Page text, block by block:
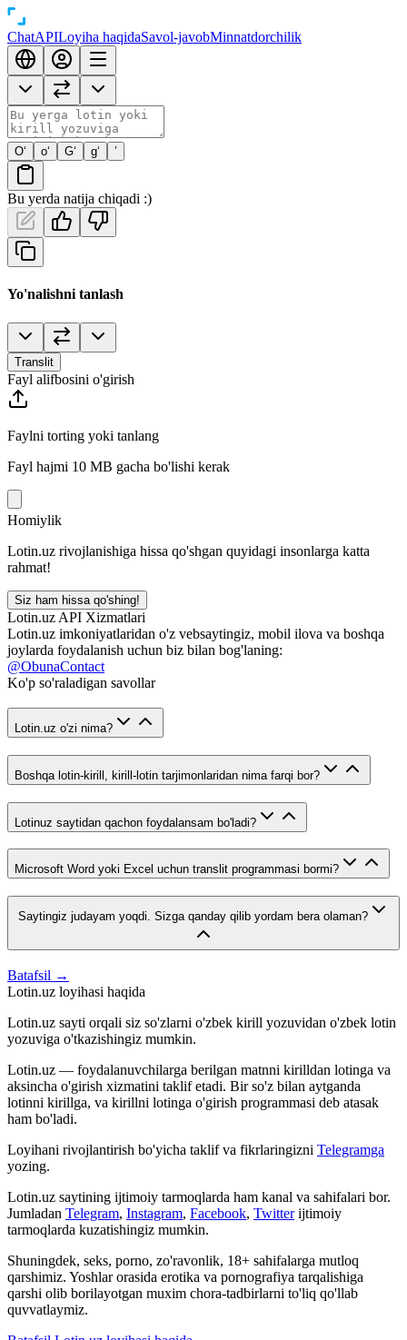
ChatAPILoyiha haqidaSavol-javobMinnatdorchilik
O‘ o‘ G‘ g‘ ’
Bu yerda natija chiqadi :)
Yo'nalishni tanlash
Translit
Fayl alifbosini o'girish
Faylni torting yoki tanlang
Fayl hajmi 10 MB gacha bo'lishi kerak
Homiylik
Lotin.uz rivojlanishiga hissa qo'shgan quyidagi insonlarga katta
rahmat!
Siz ham hissa qo'shing!
Lotin.uz API Xizmatlari
Lotin.uz imkoniyatlaridan o'z vebsaytingiz, mobil ilova va boshqa
joylarda foydalanish uchun biz bilan bog'laning:
@ObunaContact
Ko'p so'raladigan savollar
Lotin.uz o'zi nima?
Boshqa lotin-kirill, kirill-lotin tarjimonlaridan nima farqi bor?
Lotinuz saytidan qachon foydalansam bo'ladi?
Microsoft Word yoki Excel uchun translit programmasi bormi?
Saytingiz judayam yoqdi. Sizga qanday qilib yordam bera olaman?
Batafsil →
Lotin.uz loyihasi haqida
Lotin.uz sayti orqali siz so'zlarni o'zbek kirill yozuvidan o'zbek lotin
yozuviga o'tkazishingiz mumkin.
Lotin.uz — foydalanuvchilarga berilgan matnni kirilldan lotinga va
aksincha o'girish xizmatini taklif etadi. Bir so'z bilan aytganda
lotinni kirillga, va kirillni lotinga o'girish programmasi deb atasak
ham bo'ladi.
Loyihani rivojlantirish bo'yicha taklif va fikrlaringizni Telegramga
yozing.
Lotin.uz saytining ijtimoiy tarmoqlarda ham kanal va sahifalari bor.
Jumladan Telegram, Instagram, Facebook, Twitter ijtimoiy
tarmoqlarda kuzatishingiz mumkin.
Shuningdek, seks, porno, zo'ravonlik, 18+ sahifalarga mutloq
qarshimiz. Yoshlar orasida erotika va pornografiya tarqalishiga
qarshi olib borilayotgan muxim chora-tadbirlarni to'liq qo'llab
quvvatlaymiz.